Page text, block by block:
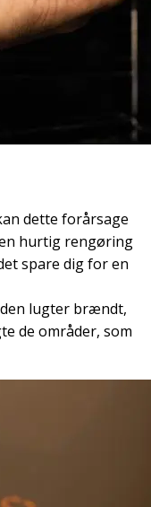
dette forårsage
hurtig rengøring
spare dig for en
lugter brændt,
de områder, som